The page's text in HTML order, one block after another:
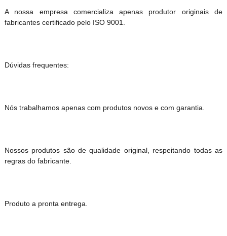
A nossa empresa comercializa apenas produtor originais de
fabricantes certificado pelo ISO 9001.
Dúvidas frequentes:
Nós trabalhamos apenas com produtos novos e com garantia.
Nossos produtos são de qualidade original, respeitando todas as
regras do fabricante.
Produto a pronta entrega.